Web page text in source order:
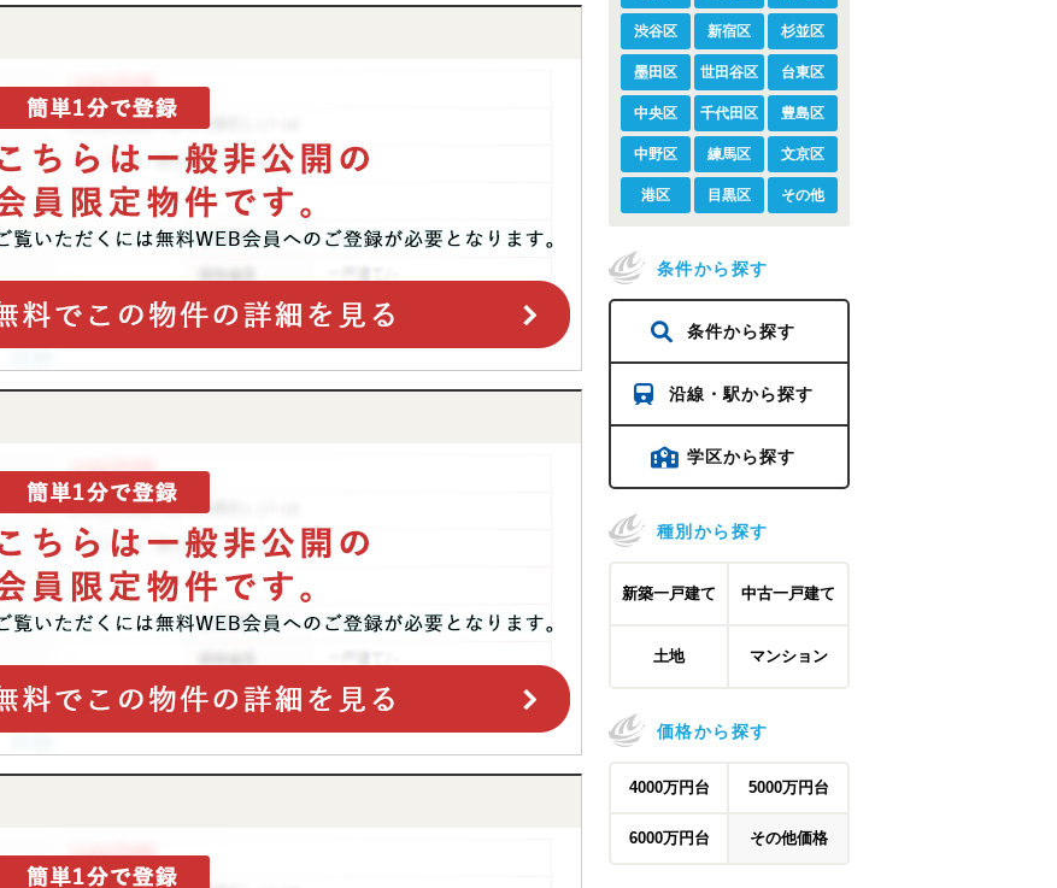
渋谷区 新宿区 杉並区
墨田区 世田谷区 台東区
中央区 千代田区 豊島区
中野区 練馬区 文京区
港区 目黒区 その他
条件から探す
条件から探す
沿線・駅から探す
学区から探す
種別から探す
新築一戸建て 中古一戸建て
土地 マンション
価格から探す
4000万円台 5000万円台
6000万円台 その他価格